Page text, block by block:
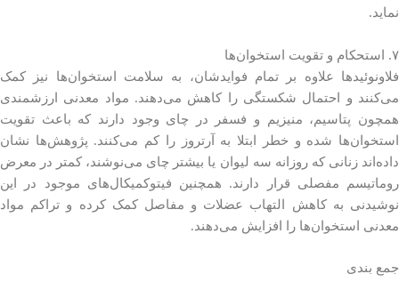
نماید.
۷. استحکام و تقویت استخوان‌ها
فلاونوئیدها علاوه بر تمام فوایدشان، به سلامت استخوان‌ها نیز کمک
می‌کنند و احتمال شکستگی را کاهش می‌دهند. مواد معدنی ارزشمندی
همچون پتاسیم، منیزیم و فسفر در چای وجود دارند که باعث تقویت
استخوان‌ها شده و خطر ابتلا به آرتروز را کم می‌کنند. پژوهش‌ها نشان
داده‌اند زنانی که روزانه سه لیوان یا بیشتر چای می‌نوشند، کمتر در معرض
روماتیسم مفصلی قرار دارند. همچنین فیتوکمیکال‌های موجود در این
نوشیدنی به کاهش التهاب عضلات و مفاصل کمک کرده و تراکم مواد
معدنی استخوان‌ها را افزایش می‌دهند.
جمع بندی